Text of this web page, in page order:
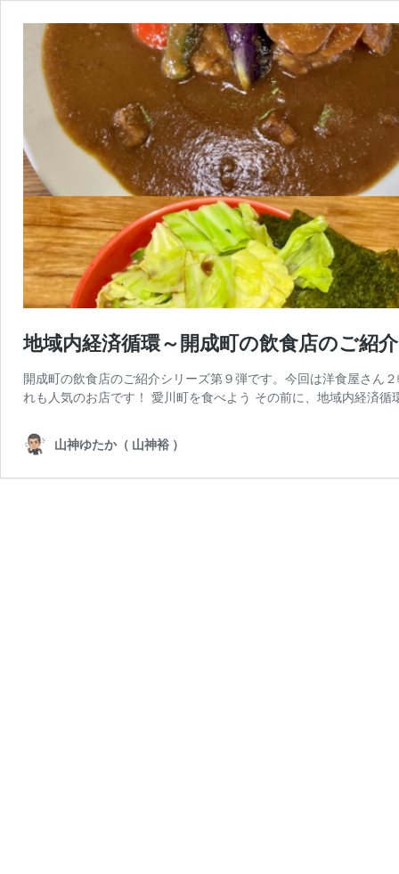
地域内経済循環～開成町の飲食店のご紹
開成町の飲食店のご紹介シリーズ第９弾です。今回は洋食屋さん
れも人気のお店です！ 愛川町を食べよう その前に、地域内経済
山神ゆたか（ 山神裕 ）